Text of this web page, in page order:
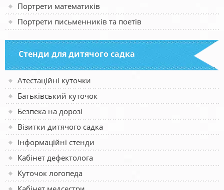
Портрети математиків
Портрети письменників та поетів
Стенди для дитячого садка
Атестаційні куточки
Батьківський куточок
Безпека на дорозі
Візитки дитячого садка
Інформаційні стенди
Кабінет дефектолога
Куточок логопеда